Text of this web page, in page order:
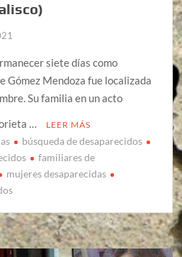
siete días como
Gómez Mendoza fue localizada
Su familia en un acto
…
LEER MÁS
búsqueda de desaparecidos
familiares de
mujeres desaparecidas